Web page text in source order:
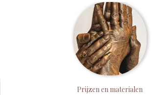
Prijzen en materialen